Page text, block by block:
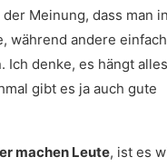
Meinung, dass man
während andere
Ich denke, es hängt
gibt es ja auch gute
machen Leute, ist es